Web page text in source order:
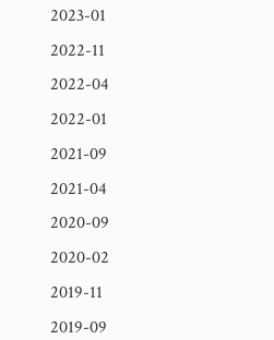
2023-01
2022-11
2022-04
2022-01
2021-09
2021-04
2020-09
2020-02
2019-11
2019-09